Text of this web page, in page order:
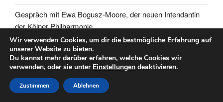
Gespräch mit Ewa Bogusz-Moore, der neuen Intendantin
der Kölner Philharmonie
10. März 2026
„No Other Choice“ von Park Chan-wook
4. Februar 2026
Filmgespräch mit Emanuele Soavi und Hansjörg Thurn
Wir verwenden Cookies, um dir die bestmögliche Erfahrung auf
unserer Website zu bieten.
Du kannst mehr darüber erfahren, welche Cookies wir
verwenden, oder sie unter Einstellungen deaktivieren.
Zustimmen Ablehnen